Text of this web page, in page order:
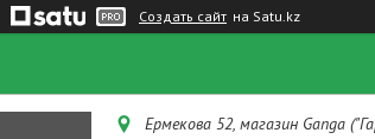
Создать сайт на Satu.kz
Ермекова 52, магазин Ganga